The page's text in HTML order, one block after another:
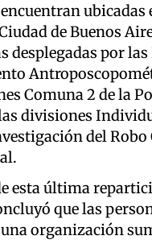
ubicadas
de Buenos
desplegadas por
Comuna 2 de la
divisiones
del Robo
esta última
que las
organización